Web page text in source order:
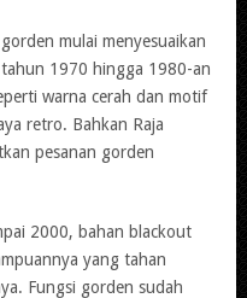
mulai menyesuaikan
1970 hingga 1980-an
warna cerah dan motif
retro. Bahkan Raja
pesanan gorden
2000, bahan blackout
yang tahan
Fungsi gorden sudah